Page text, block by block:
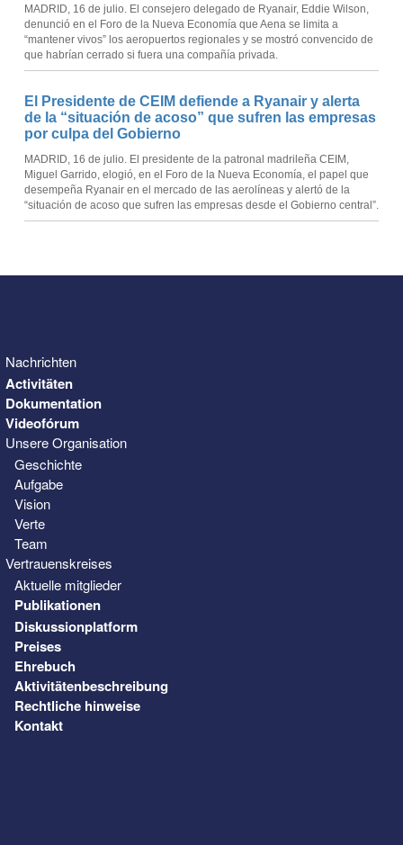
MADRID, 16 de julio. El consejero delegado de Ryanair, Eddie Wilson,
denunció en el Foro de la Nueva Economía que Aena se limita a
“mantener vivos” los aeropuertos regionales y se mostró convencido de
que habrían cerrado si fuera una compañía privada.
El Presidente de CEIM defiende a Ryanair y alerta
de la “situación de acoso” que sufren las empresas
por culpa del Gobierno
MADRID, 16 de julio. El presidente de la patronal madrileña CEIM,
Miguel Garrido, elogió, en el Foro de la Nueva Economía, el papel que
desempeña Ryanair en el mercado de las aerolíneas y alertó de la
“situación de acoso que sufren las empresas desde el Gobierno central”.
Nachrichten
Activitäten
Dokumentation
Videofórum
Unsere Organisation
Geschichte
Aufgabe
Vision
Verte
Team
Vertrauenskreises
Aktuelle mitglieder
Publikationen
Diskussionplatform
Preises
Ehrebuch
Aktivitätenbeschreibung
Rechtliche hinweise
Kontakt